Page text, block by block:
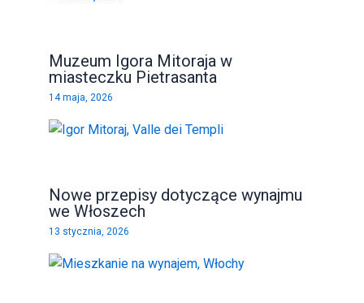
Muzeum Igora Mitoraja w
miasteczku Pietrasanta
14 maja, 2026
Nowe przepisy dotyczące wynajmu
we Włoszech
13 stycznia, 2026